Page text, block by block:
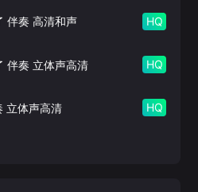
伴奏 高清和声 HQ
伴奏 立体声高清 HQ
立体声高清 HQ